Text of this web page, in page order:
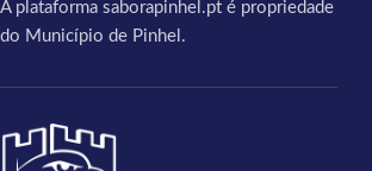
A plataforma saborapinhel.pt é propriedade
do Município de Pinhel.